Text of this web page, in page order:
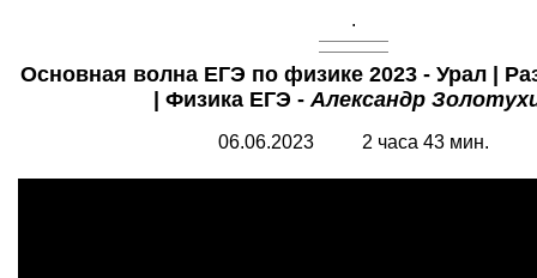
.
Основная волна ЕГЭ по физике 2023 - Урал |
| Физика ЕГЭ -Александр
06.06.2023 2 часа 43 мин.